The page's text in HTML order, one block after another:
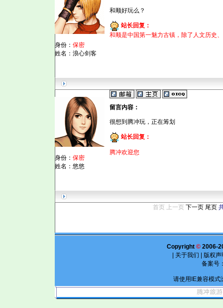
身份： 保密
姓名：浪心剑客
和顺好玩么？
站长回复：
和顺是中国第一魅力古镇，除了人文历史
身份： 保密
姓名：悠悠
留言内容：
很想到腾冲玩，正在筹划
站长回复：
腾冲欢迎您
首页 上一页 下一页 尾页
Copyright © 2006-
关于我们
版权
备案号
请使用IE兼容模式